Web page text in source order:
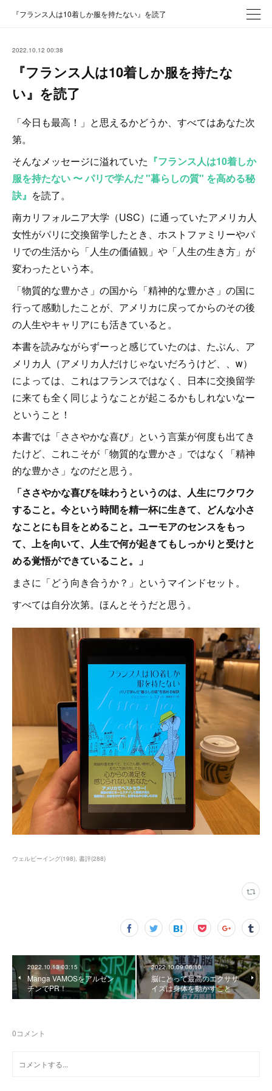
『フランス人は10着しか服を持たない』を読了
2022.10.12 00:38
『フランス人は10着しか服を持たな
い』を読了
「今日も最高！」と思えるかどうか、すべてはあなた次
第。
そんなメッセージに溢れていた 『フランス人は10着しか
服を持たない 〜 パリで学んだ "暮らしの質" を高める秘
訣』 を読了。
南カリフォルニア大学（USC）に通っていたアメリカ人
女性がパリに交換留学したとき、ホストファミリーやパ
リでの生活から「人生の価値観」や「人生の生き方」が
変わったという本。
「物質的な豊かさ」の国から「精神的な豊かさ」の国に
行って感動したことが、アメリカに戻ってからのその後
の人生やキャリアにも活きていると。
本書を読みながらずーっと感じていたのは、たぶん、ア
メリカ人（アメリカ人だけじゃないだろうけど、、w）
によっては、これはフランスではなく、日本に交換留学
に来ても全く同じようなことが起こるかもしれないなー
ということ！
本書では「ささやかな喜び」という言葉が何度も出てき
たけど、これこそが「物質的な豊かさ」ではなく「精神
的な豊かさ」なのだと思う。
「ささやかな喜びを味わうというのは、人生にワクワク
すること。今という時間を精一杯に生きて、どんな小さ
なことにも目をとめること。ユーモアのセンスをもっ
て、上を向いて、人生で何が起きてもしっかりと受けと
める覚悟ができていること。」
まさに「どう向き合うか？」というマインドセット。
すべては自分次第。ほんとそうだと思う。
ウェルビーイング(198) 書評(288)
2022.10.13 03:15
Manga VAMOSをアルゼン
チンでPR！
2022.10.09 06:10
脳にとって最高のエクササ
イズは身体を動かすこと
0コメント